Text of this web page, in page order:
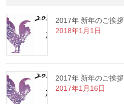
2017年 新年のご挨拶
2018年1月1日
2017年 新年のご挨拶
2017年1月16日